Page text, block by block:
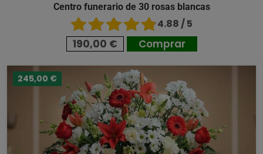
Centro funerario de 30 rosas blancas
4.88 / 5
190,00 € Comprar
245,00 €